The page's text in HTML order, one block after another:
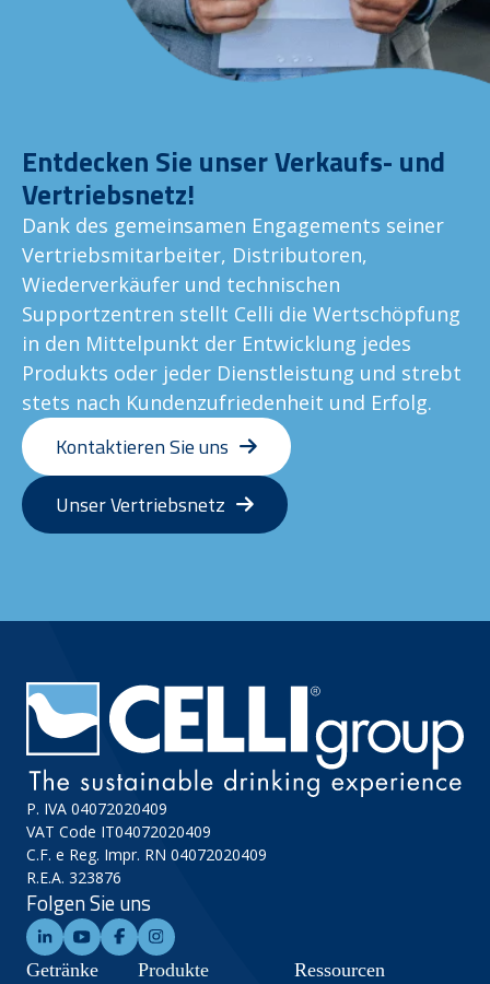
Entdecken Sie unser Verkaufs- und
Vertriebsnetz!
Dank des gemeinsamen Engagements seiner
Vertriebsmitarbeiter, Distributoren,
Wiederverkäufer und technischen
Supportzentren stellt Celli die Wertschöpfung
in den Mittelpunkt der Entwicklung jedes
Produkts oder jeder Dienstleistung und strebt
stets nach Kundenzufriedenheit und Erfolg.
Kontaktieren Sie uns
Unser Vertriebsnetz
P. IVA 04072020409
VAT Code IT04072020409
C.F. e Reg. Impr. RN 04072020409
R.E.A. 323876
Folgen Sie uns
Getränke Produkte Ressourcen